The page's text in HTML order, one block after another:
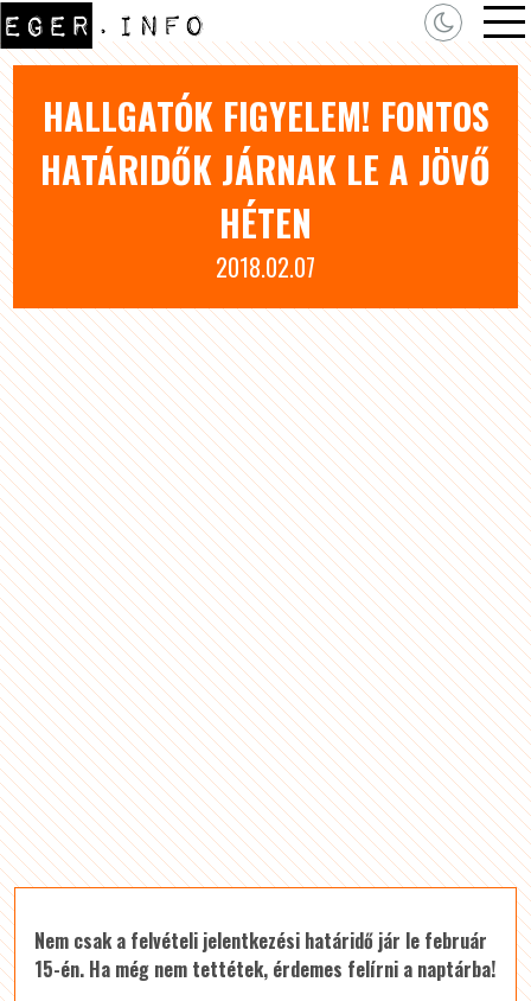
HALLGATÓK FIGYELEM! FONTOS
HATÁRIDŐK JÁRNAK LE A JÖVŐ
HÉTEN
2018.02.07
Nem csak a felvételi jelentkezési határidő jár le február
15-én. Ha még nem tettétek, érdemes felírni a naptárba!